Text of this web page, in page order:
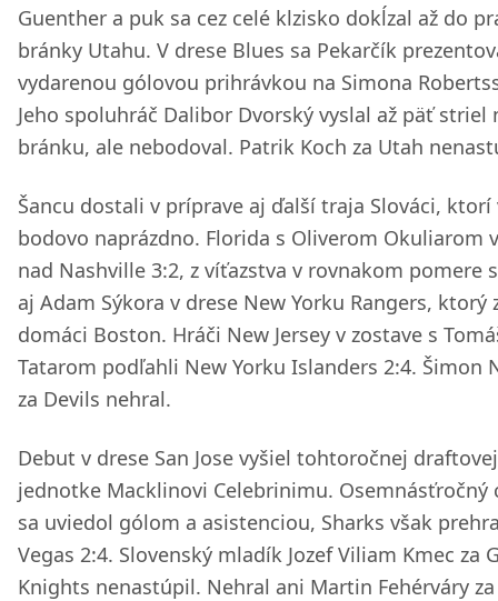
Guenther a puk sa cez celé klzisko dokĺzal až do
bránky Utahu. V drese Blues sa Pekarčík
vydarenou gólovou prihrávkou na Simona
Jeho spoluhráč Dalibor Dvorský vyslal až päť striel
bránku, ale nebodoval. Patrik Koch za Utah
Šancu dostali v príprave aj ďalší traja Slováci, ktorí
bodovo naprázdno. Florida s Oliverom Okuliarom
nad Nashville 3:2, z víťazstva v rovnakom pomere
aj Adam Sýkora v drese New Yorku Rangers, ktorý
domáci Boston. Hráči New Jersey v zostave s
Tatarom podľahli New Yorku Islanders 2:4. Šimon
za Devils nehral.
Debut v drese San Jose vyšiel tohtoročnej draftovej
jednotke Macklinovi Celebrinimu. Osemnásťročný
sa uviedol gólom a asistenciou, Sharks však
Vegas 2:4. Slovenský mladík Jozef Viliam Kmec za
Knights nenastúpil. Nehral ani Martin Fehérváry za